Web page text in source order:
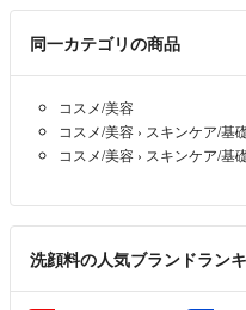
同一カテゴリの商品
コスメ/美容
コスメ/美容 › スキンケア/基
コスメ/美容 › スキンケア/基
洗顔料の人気ブランドラン